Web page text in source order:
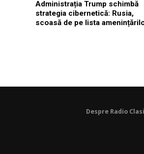
Administrația Trump schimbă
strategia cibernetică: Rusia,
scoasă de pe lista
Despre Radio